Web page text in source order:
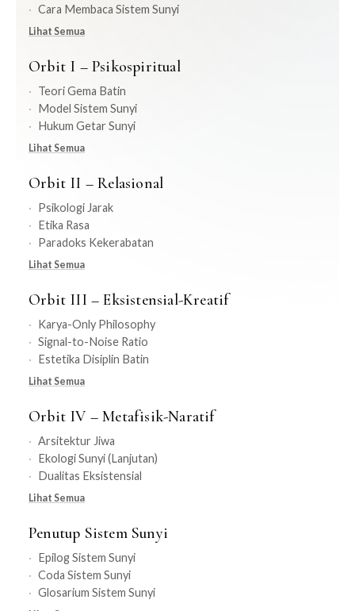
Cara Membaca Sistem Sunyi
Lihat Semua
Orbit I – Psikospiritual
Teori Gema Batin
Model Sistem Sunyi
Hukum Getar Sunyi
Lihat Semua
Orbit II – Relasional
Psikologi Jarak
Etika Rasa
Paradoks Kekerabatan
Lihat Semua
Orbit III – Eksistensial-Kreatif
Karya-Only Philosophy
Signal-to-Noise Ratio
Estetika Disiplin Batin
Lihat Semua
Orbit IV – Metafisik-Naratif
Arsitektur Jiwa
Ekologi Sunyi (Lanjutan)
Dualitas Eksistensial
Lihat Semua
Penutup Sistem Sunyi
Epilog Sistem Sunyi
Coda Sistem Sunyi
Glosarium Sistem Sunyi